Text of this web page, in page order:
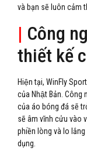
và bạn sẽ luôn cảm
| Công
thiết kế
Hiện tại, WinFly
của Nhật Bản. Công
của áo bóng đá sẽ
sẽ âm vĩnh cửu vào
phiền lòng và lo
dụng.